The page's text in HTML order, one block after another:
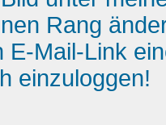
Rang
E-Mail-Link
einzuloggen!